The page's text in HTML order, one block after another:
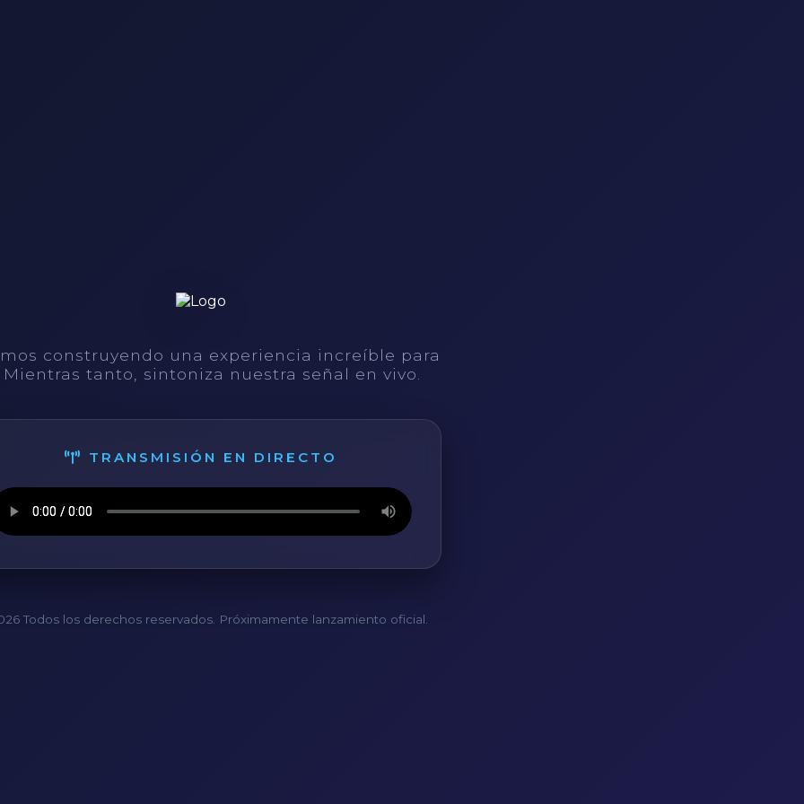
construyendo una experiencia increíble para
tanto, sintoniza nuestra señal en vivo.
TRANSMISIÓN EN DIRECTO
Todos los derechos reservados. Próximamente lanzamiento oficial.